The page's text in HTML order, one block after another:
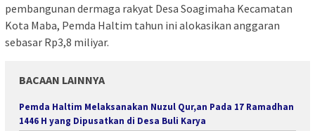
pembangunan dermaga rakyat Desa Soagimaha Kecamatan
Kota Maba, Pemda Haltim tahun ini alokasikan anggaran
sebasar Rp3,8 miliyar.
BACAAN LAINNYA
Pemda Haltim Melaksanakan Nuzul Qur,an Pada 17 Ramadhan
1446 H yang Dipusatkan di Desa Buli Karya